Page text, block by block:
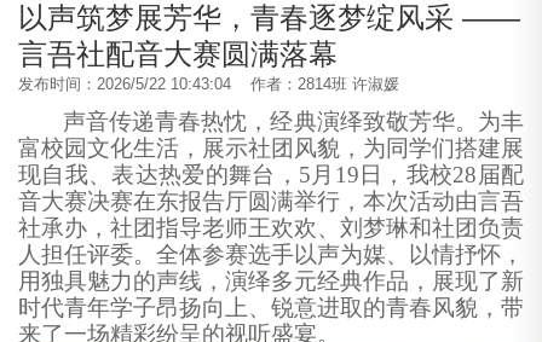
以声筑梦展芳华，青春逐梦绽风采 ——
言吾社配音大赛圆满落幕
发布时间：2026/5/22 10:43:04 作者：2814班 许淑媛
声音传递青春热忱，经典演绎致敬芳华。为丰
富校园文化生活，展示社团风貌，为同学们搭建展
现自我、表达热爱的舞台， 5 月 19 日，我校28届配
音大赛决赛在东报告厅圆满举行，本次活动由言吾
社承办，社团指导老师王欢欢、刘梦琳和社团负责
人担任评委。全体参赛选手以声为媒、以情抒怀，
用独具魅力的声线，演绎多元经典作品，展现了新
时代青年学子昂扬向上、锐意进取的青春风貌，带
来了一场精彩纷呈的视听盛宴。